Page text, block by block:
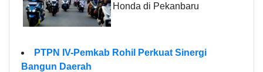
Honda di Pekanbaru
PTPN IV-Pemkab Rohil Perkuat Sinergi
Bangun Daerah